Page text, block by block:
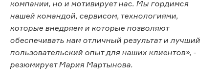
компании, но и мотивирует нас. Мы гордимся
нашей командой, сервисом, технологиями,
которые внедряем и которые позволяют
обеспечивать нам отличный результат и лучший
пользовательский опыт для наших клиентов», -
резюмирует Мария Мартынова.